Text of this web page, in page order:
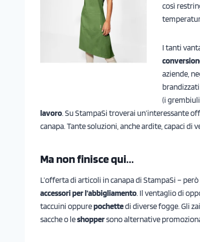
così
I tanti
aziende,
(i
lavoro. Su StampaSi troverai un’interessante
canapa. Tante soluzioni, anche ardite, capaci
Ma non finisce qui…
L’offerta di articoli in canapa di StampaSi – però
accessori per l’abbigliamento. Il ventaglio di
taccuini oppurepochettedi diverse fogge. Gli
sacche o leshoppersono alternative